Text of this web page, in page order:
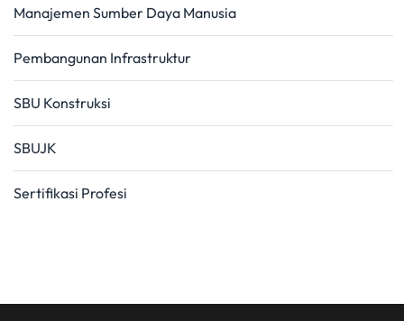
Manajemen Sumber Daya Manusia
Pembangunan Infrastruktur
SBU Konstruksi
SBUJK
Sertifikasi Profesi